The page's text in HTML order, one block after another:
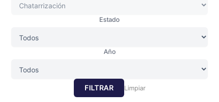
Estado
Año
FILTRAR Limpiar